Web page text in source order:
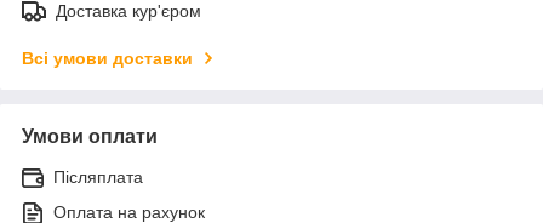
Доставка кур'єром
Всі умови доставки
Умови оплати
Післяплата
Оплата на рахунок